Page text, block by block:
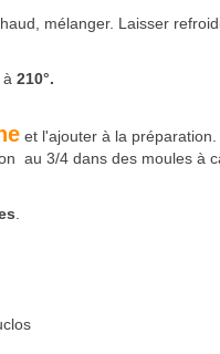
mélanger. Laisser
210°.
et l'ajouter à la préparation.
au 3/4 dans des moules à